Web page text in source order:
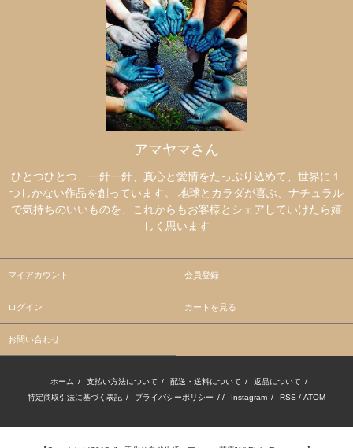
アマヤマさん
ひとつひとつ、一針一針、真心と愛情をたっぷり込めて、世界に１
つしかない作品を創っています。 地球とカラダが喜ぶ、ナチュラル
で気持ちのいいものを、これからもお客様とシェアしていけたら嬉
しく思います
マイアカウント 会員登録
ログイン カートを見る
お問い合わせ
ホーム / 支払い方法について / 配送・送料について / 返品について /
特定商取引法に基づく表記 / プライバシーポリシー / / Instagram / RSS / ATOM